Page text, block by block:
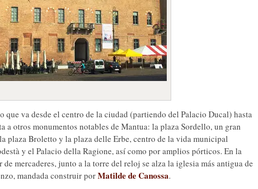
que va desde el centro de la ciudad (partiendo del Palacio Ducal) hasta
a otros monumentos notables de Mantua: la plaza Sordello, un gran
plaza Broletto y la plaza delle Erbe, centro de la vida municipal
y el Palacio della Ragione, así como por amplios pórticos. En la
mercaderes, junto a la torre del reloj se alza la iglesia más antigua de
mandada construir porMatilde de Canossa.